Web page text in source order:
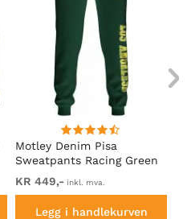
Motley Denim Pisa
Sweatpants Racing Green
KR 449,- inkl. mva.
Legg i handlekurven